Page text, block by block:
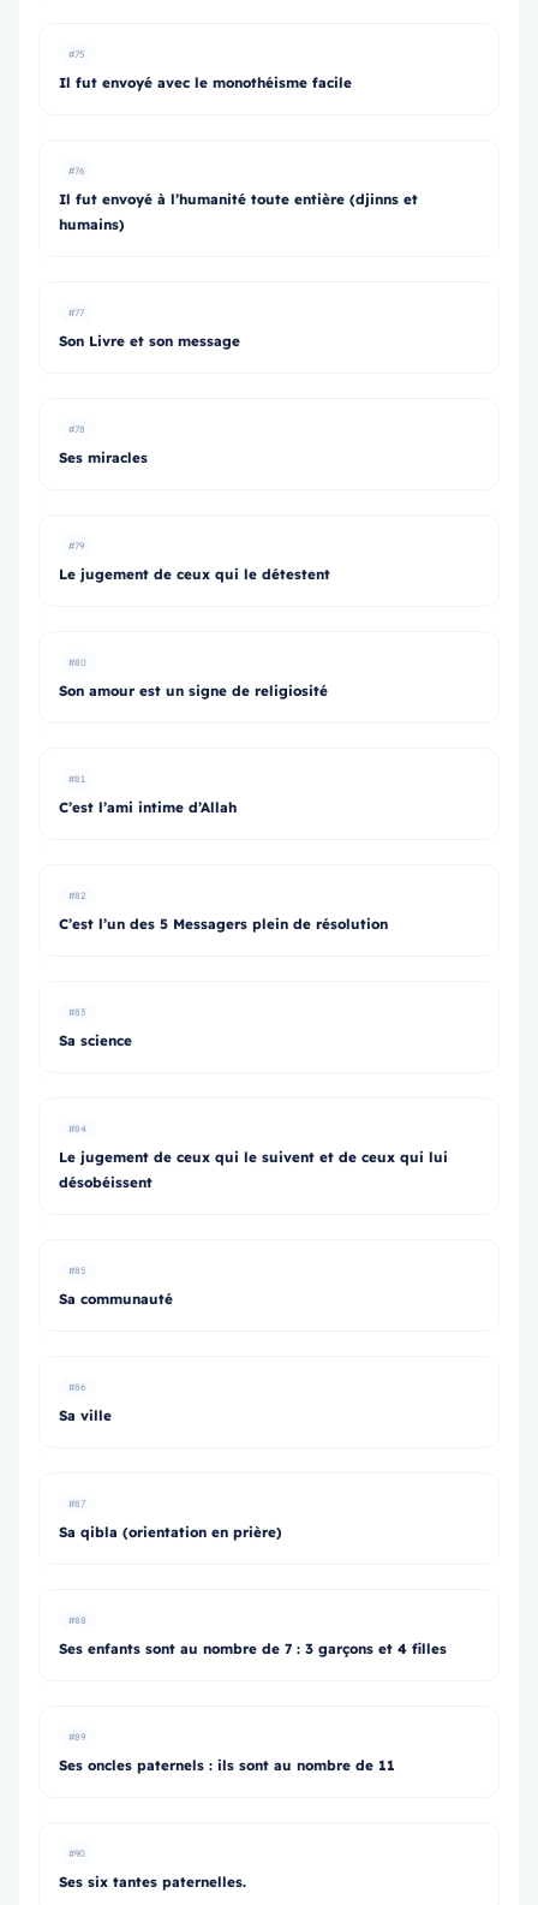
#75
Il fut envoyé avec le monothéisme facile
#76
Il fut envoyé à l’humanité toute entière (djinns et
humains)
#77
Son Livre et son message
#78
Ses miracles
#79
Le jugement de ceux qui le détestent
#80
Son amour est un signe de religiosité
#81
C’est l’ami intime d’Allah
#82
C’est l’un des 5 Messagers plein de résolution
#83
Sa science
#84
Le jugement de ceux qui le suivent et de ceux qui lui
désobéissent
#85
Sa communauté
#86
Sa ville
#87
Sa qibla (orientation en prière)
#88
Ses enfants sont au nombre de 7 : 3 garçons et 4 filles
#89
Ses oncles paternels : ils sont au nombre de 11
#90
Ses six tantes paternelles.